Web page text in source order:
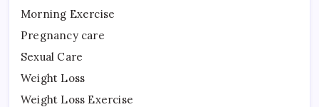
Morning Exercise
Pregnancy care
Sexual Care
Weight Loss
Weight Loss Exercise